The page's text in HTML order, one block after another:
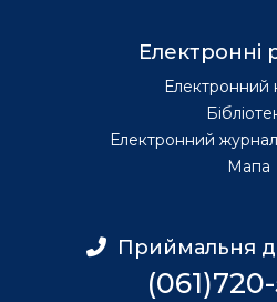
Електронні
Електронний
Електронний
Мапа
Приймальня